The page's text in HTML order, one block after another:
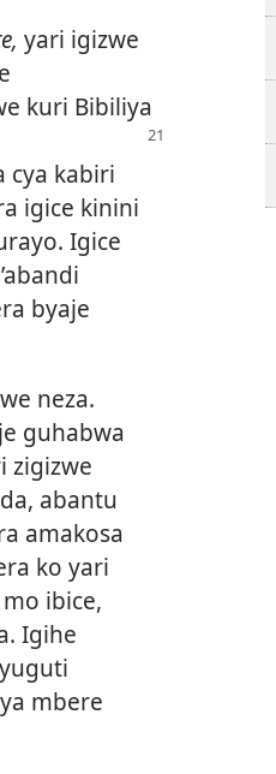
yari igizwe
kuri Bibiliya
cya kabiri
igice kinini
Igice
byaje
neza.
guhabwa
zigizwe
abantu
amakosa
ko yari
ibice,
Igihe
mbere